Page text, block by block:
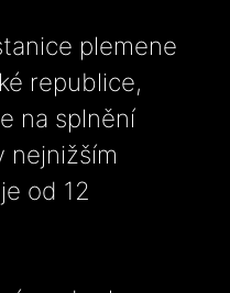
plemene
republice,
na splnění
nejnižším
od 12